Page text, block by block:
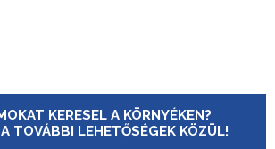
KERESEL A KÖRNYÉKEN?
TOVÁBBI LEHETŐSÉGEK KÖZÜL!